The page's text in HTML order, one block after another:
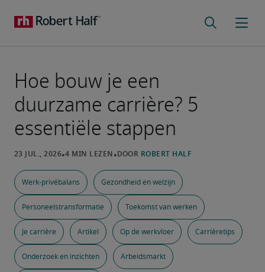
Hoe bouw je een
duurzame carrière? 5
essentiële stappen
Werk-privébalans Gezondheid en welzijn
Personeelstransformatie Toekomst van werken
Je carrière Artikel Op de werkvloer Carrièretips
Onderzoek en inzichten Arbeidsmarkt